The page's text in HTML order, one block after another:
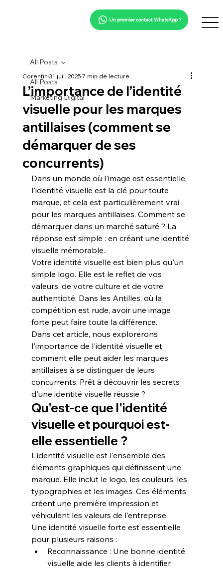
Un premier contact WhatsApp ?
All Posts
Marketing Digital
All Posts
L’importance de l’identité
visuelle pour les marques
antillaises (comment se
démarquer de ses
concurrents)
Corentin31 juil. 20257 min de lecture
Dans un monde où l'image est essentielle,
l'identité visuelle est la clé pour toute
marque, et cela est particulièrement vrai
pour les marques antillaises. Comment se
démarquer dans un marché saturé ? La
réponse est simple : en créant une identité
visuelle mémorable.
Votre identité visuelle est bien plus qu'un
simple logo. Elle est le reflet de vos
valeurs, de votre culture et de votre
authenticité. Dans les Antilles, où la
compétition est rude, avoir une image
forte peut faire toute la différence.
Dans cet article, nous explorerons
l'importance de l'identité visuelle et
comment elle peut aider les marques
antillaises à se distinguer de leurs
concurrents. Prêt à découvrir les secrets
d'une identité visuelle réussie ?
Qu'est-ce que l'identité
visuelle et pourquoi est-
elle essentielle ?
L'identité visuelle est l'ensemble des
éléments graphiques qui définissent une
marque. Elle inclut le logo, les couleurs, les
typographies et les images. Ces éléments
créent une première impression et
véhiculent les valeurs de l'entreprise.
Une identité visuelle forte est essentielle
pour plusieurs raisons :
Reconnaissance : Une bonne identité
visuelle aide les clients à identifier